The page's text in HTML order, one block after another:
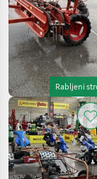
Rabljeni